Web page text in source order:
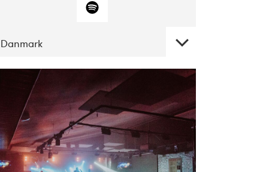
Danmark
DATE
CONCERTS
10-2017 ALICE